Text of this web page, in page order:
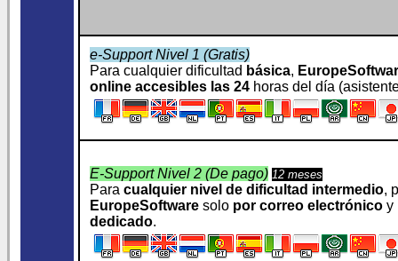
e-Support Nivel 1 (Gratis)
Para cualquier dificultad básica,
online accesibles las 24 horas del día
E-Support Nivel 2 (De pago) 12 meses
Para cualquier nivel de dificultad intermedio,
EuropeSoftware solo por correo electrónico y
dedicado.